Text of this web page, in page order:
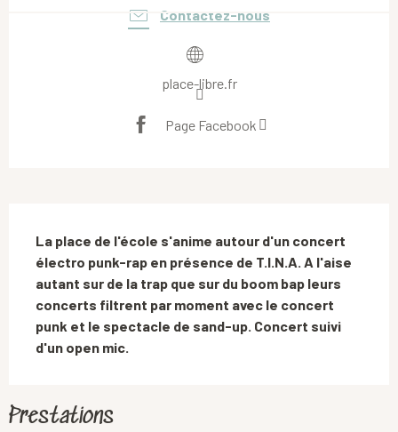
Contactez-nous
place-libre.fr
Page Facebook
La place de l'école s'anime autour d'un concert
électro punk-rap en présence de T.I.N.A. A l'aise
autant sur de la trap que sur du boom bap leurs
concerts filtrent par moment avec le concert
punk et le spectacle de sand-up. Concert suivi
d'un open mic.
Prestations